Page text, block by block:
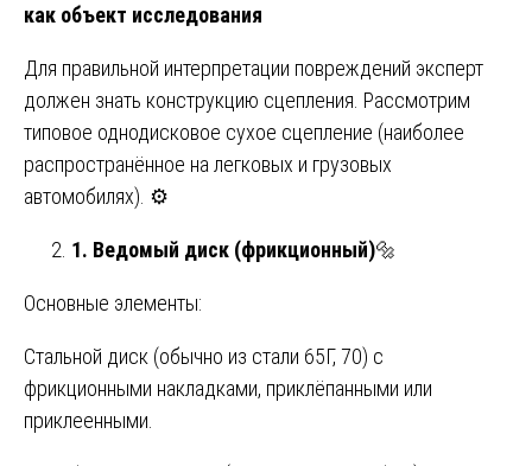
как объект исследования
Для правильной интерпретации повреждений эксперт
должен знать конструкцию сцепления. Рассмотрим
типовое однодисковое сухое сцепление (наиболее
распространённое на легковых и грузовых
автомобилях). ⚙️
1. Ведомый диск (фрикционный)🔩
Основные элементы:
Стальной диск (обычно из стали 65Г, 70) с
фрикционными накладками, приклёпанными или
приклеенными.